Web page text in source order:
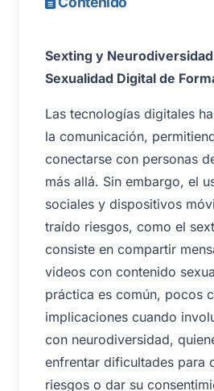
Sexting y
Sexualidad Digital de
Las tecnologías digitales
la comunicación,
conectarse con personas
más allá. Sin embargo, el
sociales y dispositivos
traído riesgos, como el
consiste en compartir
videos con contenido
práctica es común, pocos
implicaciones cuando
con neurodiversidad,
enfrentar dificultades para
riesgos o dar su